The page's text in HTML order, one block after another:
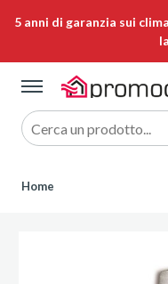
5 anni di garanzia sui
Home